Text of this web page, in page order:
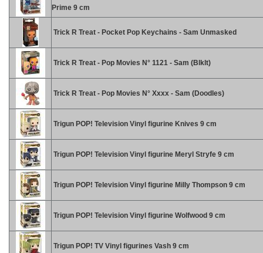
Prime 9 cm
Trick R Treat - Pocket Pop Keychains - Sam Unmasked
Trick R Treat - Pop Movies N° 1121 - Sam (Blklt)
Trick R Treat - Pop Movies N° Xxxx - Sam (Doodles)
Trigun POP! Television Vinyl figurine Knives 9 cm
Trigun POP! Television Vinyl figurine Meryl Stryfe 9 cm
Trigun POP! Television Vinyl figurine Milly Thompson 9 cm
Trigun POP! Television Vinyl figurine Wolfwood 9 cm
Trigun POP! TV Vinyl figurines Vash 9 cm